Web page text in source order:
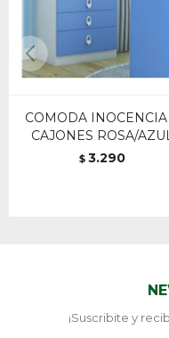
COMODA
CAJONES ROSA/
$ 3.290
¡Suscribite y